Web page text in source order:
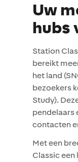
Uw
hubs
Station
bereikt
het land
bezoekers
Study).
pendelaars
contacten
Met een
Classic een